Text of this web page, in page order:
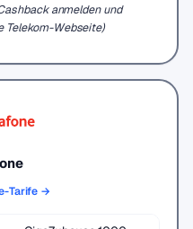
anmelden und
Telekom-Webseite)
Tarife →